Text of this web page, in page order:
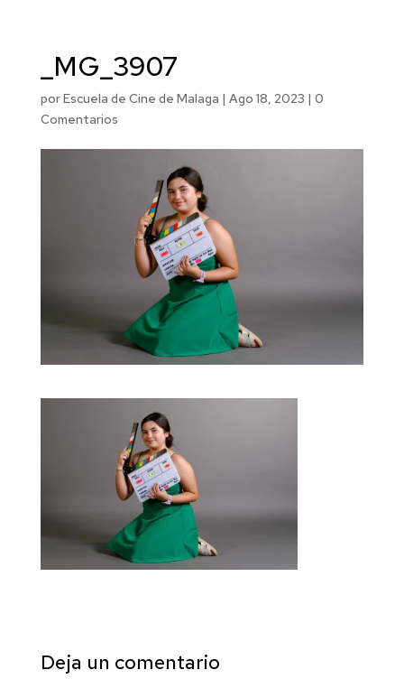
_MG_3907
porEscuela de Cine de Malaga | Ago 18, 2023 | 0
Comentarios
Deja un comentario